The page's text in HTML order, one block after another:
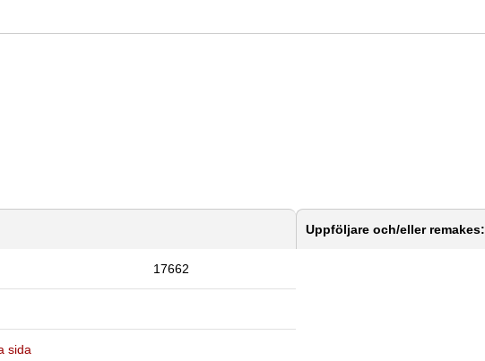
17662
sida
Uppföljare och/eller remakes: